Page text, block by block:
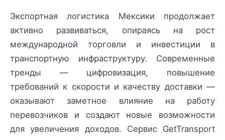
Экспортная логистика Мексики продолжает
активно развиваться, опираясь на рост
международной торговли и инвестиции в
транспортную инфраструктуру. Современные
тренды — цифровизация, повышение
требований к скорости и качеству доставки —
оказывают заметное влияние на работу
перевозчиков и создают новые возможности
для увеличения доходов. Сервис GetTransport